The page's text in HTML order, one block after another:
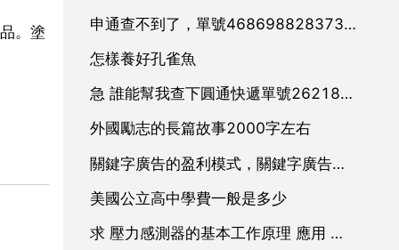
。塗
申通查不到了，單號468698828373。好心人幫幫忙
怎樣養好孔雀魚
急 誰能幫我查下圓通快遞單號2621803191都幾天了 一直在深圳賽格
外國勵志的長篇故事2000字左右
關鍵字廣告的盈利模式，關鍵字廣告廣告
美國公立高中學費一般是多少
求 壓力感測器的基本工作原理 應用 和設計 方面的資料